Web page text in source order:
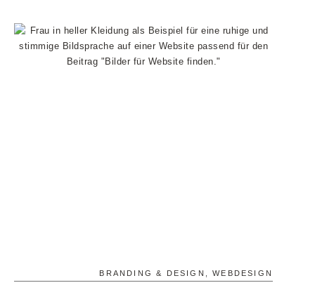
BRANDING & DESIGN ,WEBDESIGN